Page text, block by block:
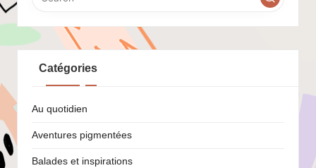
Catégories
Au quotidien
Aventures pigmentées
Balades et inspirations